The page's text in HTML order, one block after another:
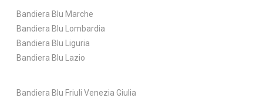
Bandiera Blu Marche
Bandiera Blu Lombardia
Bandiera Blu Liguria
Bandiera Blu Lazio
Bandiera Blu Friuli Venezia Giulia